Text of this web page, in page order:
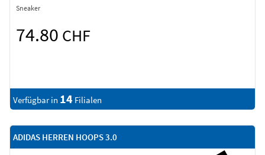
Sneaker
74.80 CHF
Verfügbar in 14 Filialen
ADIDAS HERREN HOOPS 3.0